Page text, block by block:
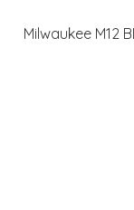
Milwaukee M12